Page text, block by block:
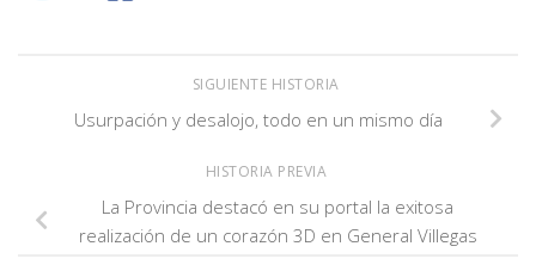
SIGUIENTE HISTORIA
Usurpación y desalojo, todo en un mismo día
HISTORIA PREVIA
La Provincia destacó en su portal la exitosa
realización de un corazón 3D en General Villegas